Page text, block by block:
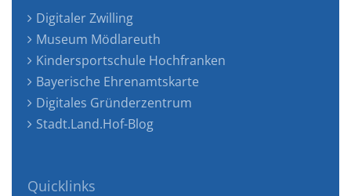
Digitaler Zwilling
Museum Mödlareuth
Kindersportschule Hochfranken
Bayerische Ehrenamtskarte
Digitales Gründerzentrum
Stadt.Land.Hof-Blog
Quicklinks